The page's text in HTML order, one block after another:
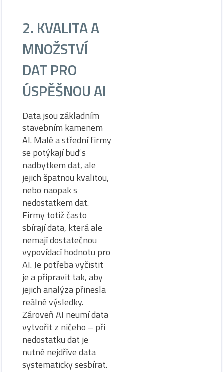
2. KVALITA A
MNOŽSTVÍ
DAT PRO
ÚSPĚŠNOU AI
Data jsou základním
stavebním kamenem
AI. Malé a střední firmy
se potýkají buď s
nadbytkem dat, ale
jejich špatnou kvalitou,
nebo naopak s
nedostatkem dat.
Firmy totiž často
sbírají data, která ale
nemají dostatečnou
vypovídací hodnotu pro
AI. Je potřeba vyčistit
je a připravit tak, aby
jejich analýza přinesla
reálné výsledky.
Zároveň AI neumí data
vytvořit z ničeho – při
nedostatku dat je
nutné nejdříve data
systematicky sesbírat.